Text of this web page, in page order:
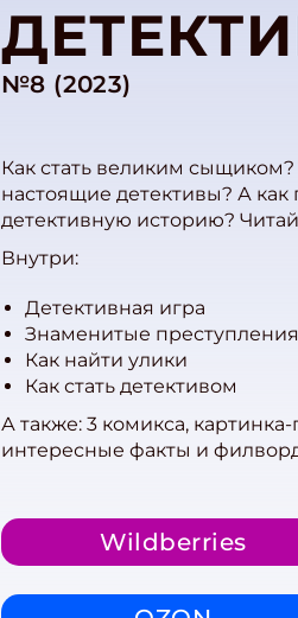
№8 (2023)
Как стать великим
настоящие детективы? А
детективную историю?
Внутри:
Детективная игра
Знаменитые преступления
Как найти улики
Как стать детективом
А также: 3 комикса,
интересные факты и
Wildberries